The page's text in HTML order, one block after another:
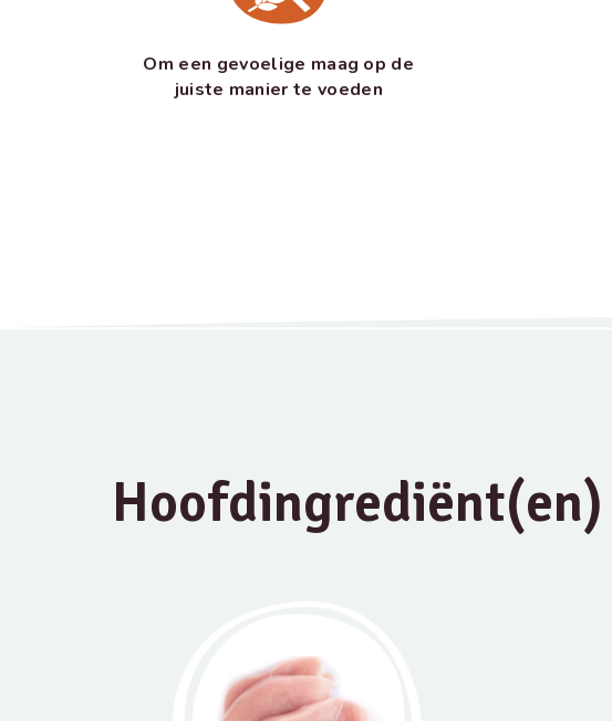
Om een gevoelige maag op de
juiste manier te voeden
Hoofdingrediënt(en)